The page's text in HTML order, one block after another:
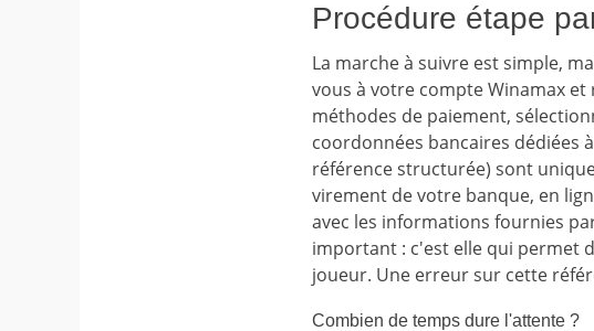
Procédure étape
La marche à suivre est simple,
vous à votre compte Winamax et
méthodes de paiement,
coordonnées bancaires dédiées
référence structurée) sont
virement de votre banque, en
avec les informations fournies
important : c'est elle qui permet
joueur. Une erreur sur cette
Combien de temps dure l'attente ?